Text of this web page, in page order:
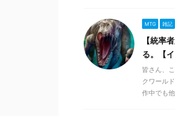
MTG 雑記
【統率
る。【
皆さん、
クワール
作中でも